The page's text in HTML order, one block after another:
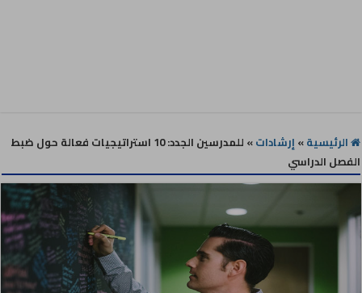
الرئيسية» إرشادات»
للمدرسين الجدد: 10 استراتيجيات فعالة حول ضبط
الفصل الدراسي